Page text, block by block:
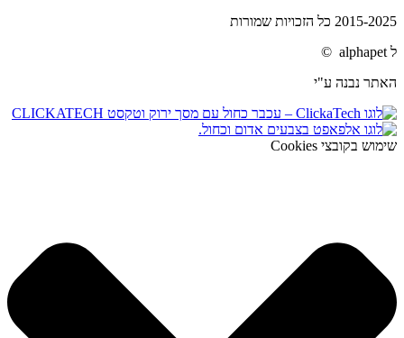
2015-2025 כל הזכויות שמורות
ל alphapet ©
האתר נבנה ע"י
שימוש בקובצי Cookies